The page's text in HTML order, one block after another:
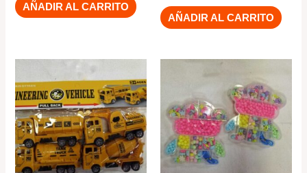
AÑADIR AL CARRITO
AÑADIR AL CARRITO